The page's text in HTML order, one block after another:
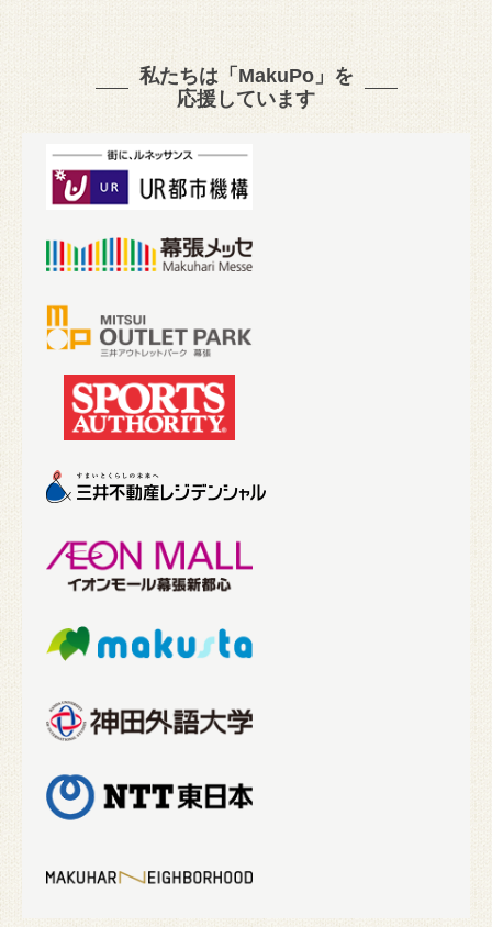
私たちは「MakuPo」を
応援しています